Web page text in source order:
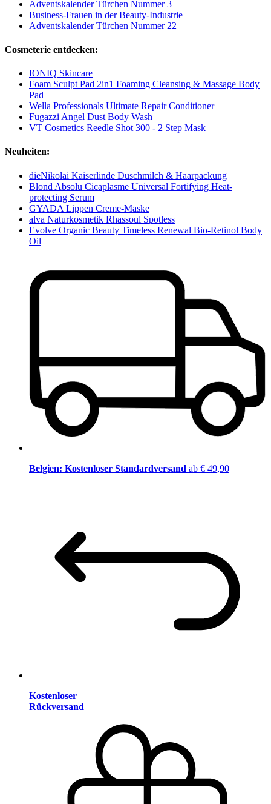
Adventskalender Türchen Nummer 3
Business-Frauen in der Beauty-Industrie
Adventskalender Türchen Nummer 22
Cosmeterie entdecken:
IONIQ Skincare
Foam Sculpt Pad 2in1 Foaming Cleansing & Massage Body
Pad
Wella Professionals Ultimate Repair Conditioner
Fugazzi Angel Dust Body Wash
VT Cosmetics Reedle Shot 300 - 2 Step Mask
Neuheiten:
dieNikolai Kaiserlinde Duschmilch & Haarpackung
Blond Absolu Cicaplasme Universal Fortifying Heat-
protecting Serum
GYADA Lippen Creme-Maske
alva Naturkosmetik Rhassoul Spotless
Evolve Organic Beauty Timeless Renewal Bio-Retinol Body
Oil
Belgien: Kostenloser Standardversand ab € 49,90
Kostenloser
Rückversand